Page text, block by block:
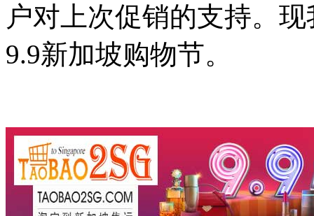
户对上次促销的支持。
9.9新加坡购物节。